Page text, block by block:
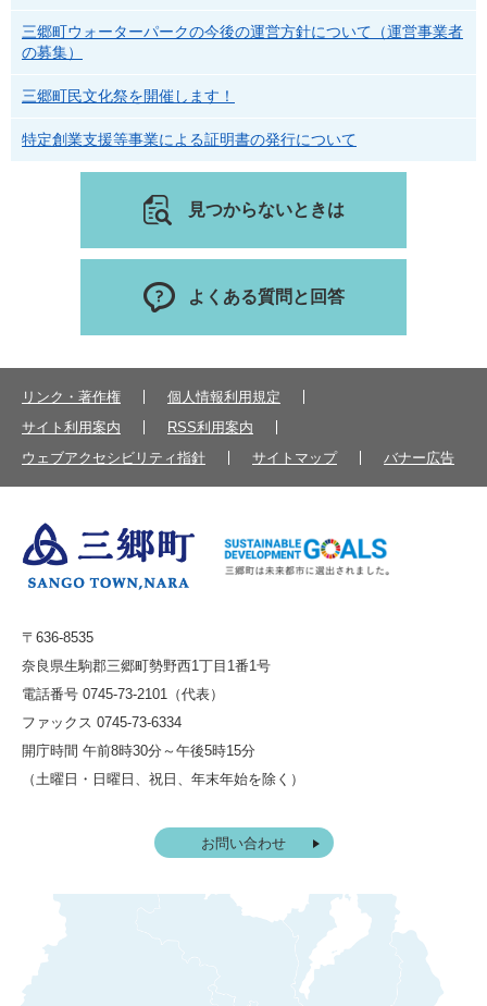
三郷町ウォーターパークの今後の運営方針について（運営事業者
の募集）
三郷町民文化祭を開催します！
特定創業支援等事業による証明書の発行について
見つからないときは
よくある質問と回答
リンク・著作権
個人情報利用規定
サイト利用案内
RSS利用案内
ウェブアクセシビリティ指針
サイトマップ バナー広告
〒636-8535
奈良県生駒郡三郷町勢野西1丁目1番1号
電話番号 0745-73-2101（代表）
ファックス 0745-73-6334
開庁時間 午前8時30分～午後5時15分
（土曜日・日曜日、祝日、年末年始を除く）
お問い合わせ